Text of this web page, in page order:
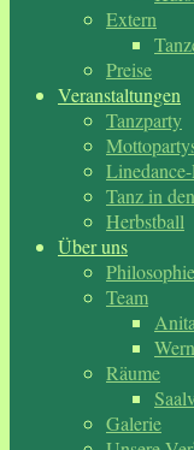
Extern
Preise
Veranstaltungen
Tanzparty
Tanz in
Herbstball
Über uns
Philosophie
Team
Räume
Galerie